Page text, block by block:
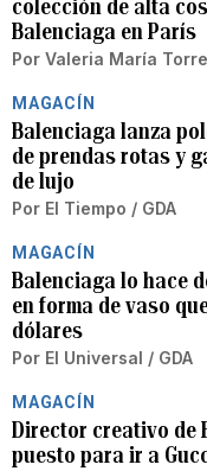
colección de alta
Balenciaga en París
Por Valeria María
MAGACÍN
Balenciaga lanza
de prendas rotas y
de lujo
Por El Tiempo / GDA
MAGACÍN
Balenciaga lo hace
en forma de vaso
dólares
Por El Universal / GDA
MAGACÍN
Director creativo de
puesto para ir a